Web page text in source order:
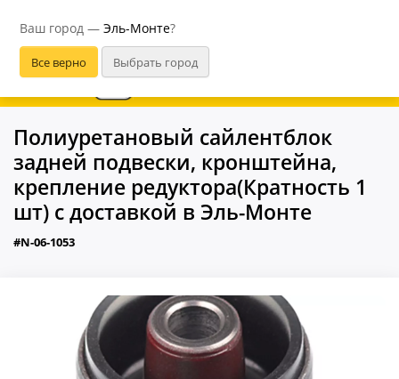
Ваш город — Эль-Монте?
В приложении удобнее
Полиуретановый сайлентблок
задней подвески, кронштейна,
крепление редуктора(Кратность 1
шт) с доставкой в Эль-Монте
#N-06-1053